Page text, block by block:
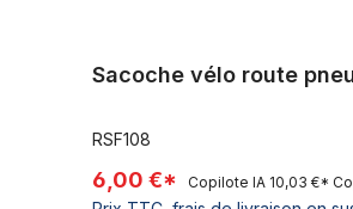
Sacoche vélo route
RSF108
6,00 €* Copilote IA 10,03 €*